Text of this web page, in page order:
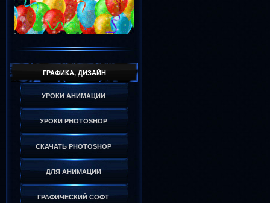
ГРАФИКА, ДИЗАЙН
УРОКИ АНИМАЦИИ
УРОКИ PHOTOSHOP
СКАЧАТЬ PHOTOSHOP
ДЛЯ АНИМАЦИИ
ГРАФИЧЕСКИЙ СОФТ